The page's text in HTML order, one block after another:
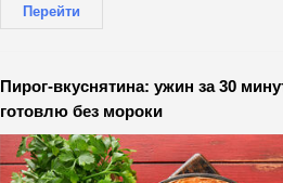
Перейти
Пирог-вкуснятина: ужин за 30
готовлю без мороки